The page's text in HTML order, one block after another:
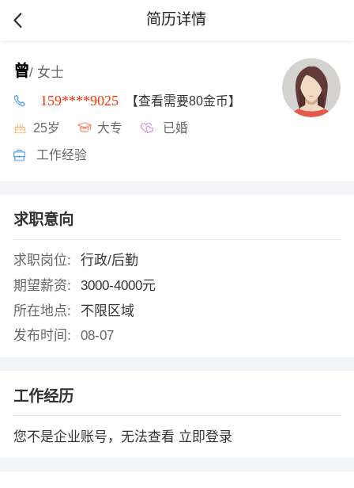
简历详情
曾/ 女士
159****9025 【查看需要80金币】
25岁 大专 已婚
工作经验
求职意向
求职岗位:
行政/后勤
期望薪资:
3000-4000元
所在地点:
不限区域
发布时间:
08-07
工作经历
您不是企业账号，无法查看 立即登录